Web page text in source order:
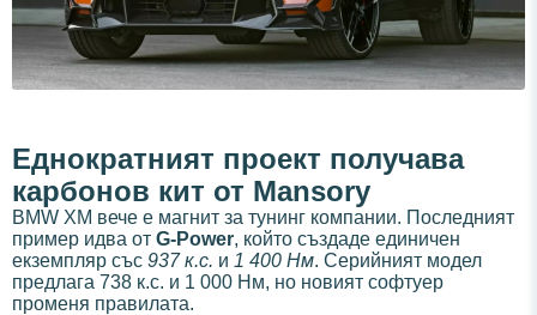
Еднократният проект получава
карбонов кит от Mansory
BMW XM вече е магнит за тунинг компании. Последният
пример идва от G-Power, който създаде единичен
екземпляр със 937 к.с. и 1 400 Нм. Серийният модел
предлага 738 к.с. и 1 000 Нм, но новият софтуер
променя правилата.